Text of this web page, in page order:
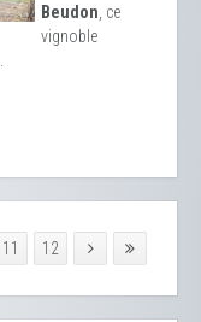
Beudon, ce
vignoble
.
11 12